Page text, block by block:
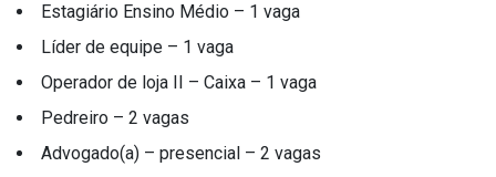
Emprega Bauru
Empregos Bauru
Bauru
Estagiário Ensino Médio – 1 vaga
Líder de equipe – 1 vaga
Operador de loja II – Caixa – 1 vaga
Pedreiro – 2 vagas
Advogado(a) – presencial – 2 vagas